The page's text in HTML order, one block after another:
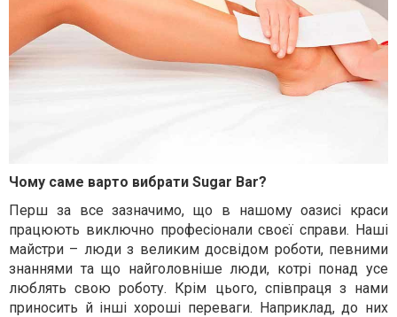
Чому саме варто вибрати Sugar Bar?
Перш за все зазначимо, що в нашому оазисі краси
працюють виключно професіонали своєї справи. Наші
майстри – люди з великим досвідом роботи, певними
знаннями та що найголовніше люди, котрі понад усе
люблять свою роботу. Крім цього, співпраця з нами
приносить й інші хороші переваги. Наприклад, до них